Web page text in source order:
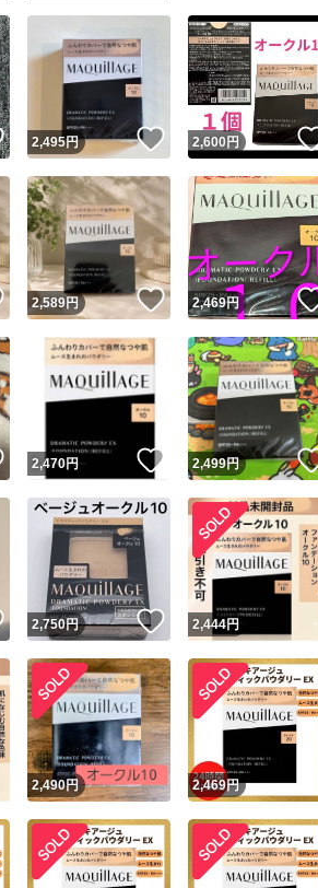
いいね！
2,495円 いいね！
2,600 円
いいね！
2,589円 いいね！
2,469円
いいね！
2,470円 いいね！
2,499円
いいね！
2,750円 いいね！
2,444円
2,490円 2,469円